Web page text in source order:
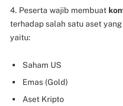
4. Peserta wajib membuat
terhadap salah satu aset
yaitu:
Saham US
Emas (Gold)
Aset Kripto